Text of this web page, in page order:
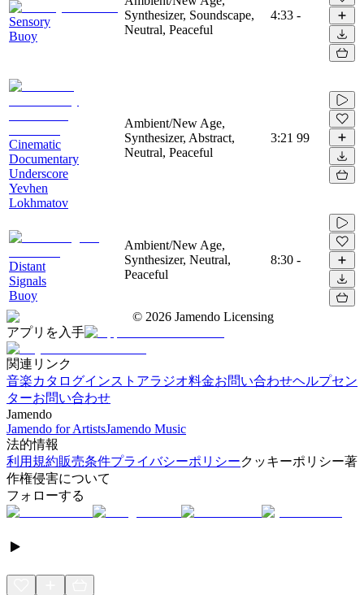
Sensory
Buoy
Synthesizer, Soundscape,
Neutral, Peaceful
4:33 -
Cinematic
Documentary
Underscore
Yevhen
Lokhmatov
Ambient/New Age,
Synthesizer, Abstract,
Neutral, Peaceful
3:21 99
Distant
Signals
Buoy
Ambient/New Age,
Synthesizer, Neutral,
Peaceful
8:30 -
© 2026 Jamendo Licensing
アプリを入手
関連リンク
音楽カタログインストアラジオ料金お問い合わせヘルプセン
ターお問い合わせ
Jamendo
Jamendo for ArtistsJamendo Music
法的情報
利用規約販売条件プライバシーポリシークッキーポリシー著
作権侵害について
フォローする